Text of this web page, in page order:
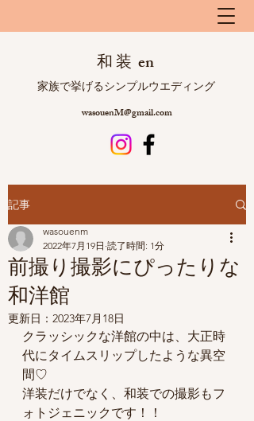
和 装 en
​ 家族で挙げるシンプルウエディング
wasouenM@gmail.com
記事
前撮り撮影にぴったりな
和洋館
wasouenm
2022年7月19日 読了時間: 1分
更新日： 2023年7月18日
クラッシックな洋館の中は、大正時
代にタイムスリップしたような異空
間♡
洋装だけでなく、和装での撮影もフ
ォトジェニックです！！